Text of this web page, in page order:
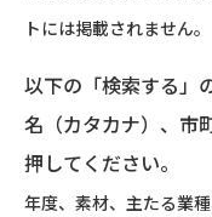
トには掲載されません。
以下の「検索する」
名（カタカナ）、市
押してください。
年度、素材、主たる業